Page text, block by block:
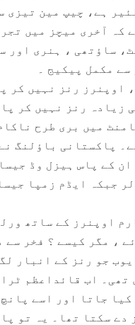
ہے، چیپ مین تیزی
کہ آخری میچز میں
ساﺅتھی ، ہنری اور
مکمل پیکیج ۔
اوپنرز رنز نہیں کر
زیادہ رنز نہیں کر
میں بری طرح
پاکستانی باﺅلنگ
کے پاس ہیزل وڈ جیسا
جبکہ ایڈم زمپا
اوپنرز کے ساتھ
، مگر کیسے ؟ فخر سے
جو رنز کے انبار
اب قائداعظم
جاتا اور اسے
دے سکتا تھا۔ یہ تو